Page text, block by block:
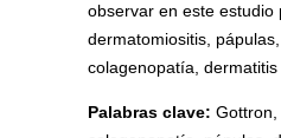
observar en este estudio
dermatomiositis,
colagenopatía,
Palabras clave: Gottron,